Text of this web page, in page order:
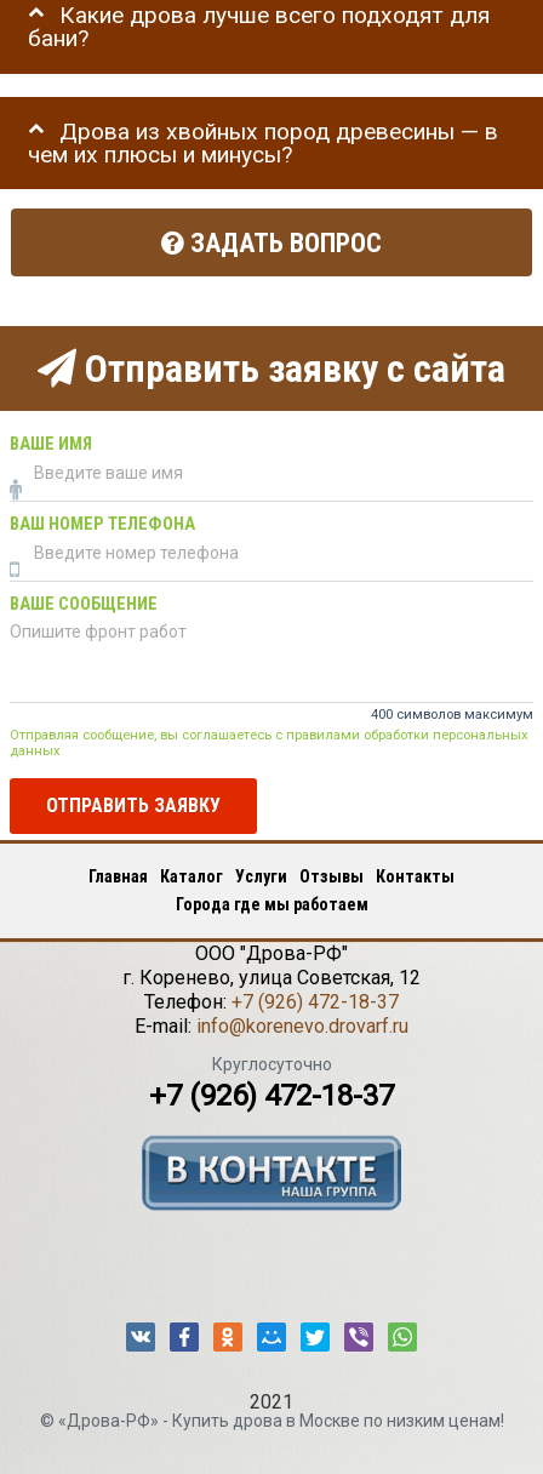
Какие дрова лучше всего подходят для
бани?
Дрова из хвойных пород древесины — в
чем их плюсы и минусы?
ЗАДАТЬ ВОПРОС
Отправить заявку с сайта
ВАШЕ ИМЯ
ВАШ НОМЕР ТЕЛЕФОНА
ВАШЕ СООБЩЕНИЕ
400 символов максимум
Отправляя сообщение, вы соглашаетесь с правилами обработки персональных
данных
ОТПРАВИТЬ ЗАЯВКУ
Главная Каталог Услуги Отзывы
Контакты
Города где мы работаем
ООО "Дрова-РФ"
г. Коренево, улица Советская, 12
Телефон: +7 (926) 472-18-37
E-mail: info@korenevo.drovarf.ru
Круглосуточно
+7 (926) 472-18-37
2021
© «Дрова-РФ» - Купить дрова в Москве по низким ценам!